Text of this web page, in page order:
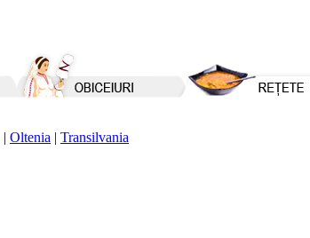
| Oltenia | Transilvania